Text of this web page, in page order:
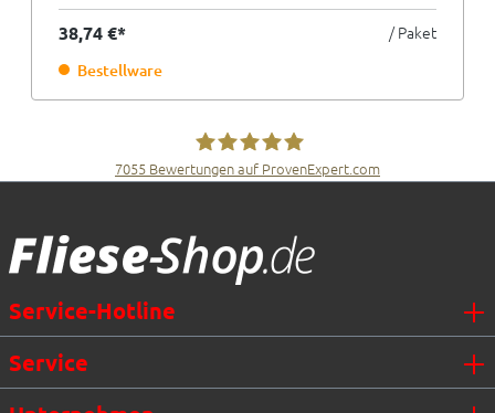
38,74 €* / Paket
Bestellware
7055 Bewertungen auf ProvenExpert.com
Service-Hotline
Service